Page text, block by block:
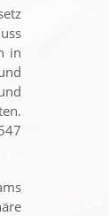
in